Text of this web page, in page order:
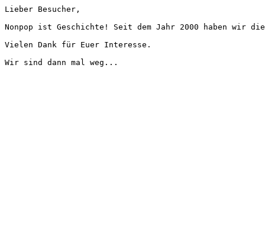
Lieber Besucher,
Nonpop ist Geschichte! Seit dem Jahr 2000 haben wir
Vielen Dank für Euer Interesse.
Wir sind dann mal weg...